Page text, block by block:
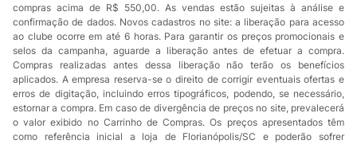
compras acima de R$ 550,00. As vendas estão sujeitas à análise e
confirmação de dados. Novos cadastros no site: a liberação para acesso
ao clube ocorre em até 6 horas. Para garantir os preços promocionais e
selos da campanha, aguarde a liberação antes de efetuar a compra.
Compras realizadas antes dessa liberação não terão os benefícios
aplicados. A empresa reserva-se o direito de corrigir eventuais ofertas e
erros de digitação, incluindo erros tipográficos, podendo, se necessário,
estornar a compra. Em caso de divergência de preços no site, prevalecerá
o valor exibido no Carrinho de Compras. Os preços apresentados têm
como referência inicial a loja de Florianópolis/SC e poderão sofrer